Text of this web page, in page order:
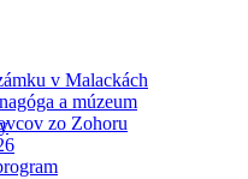
v Malackách
a múzeum
zo Zohoru